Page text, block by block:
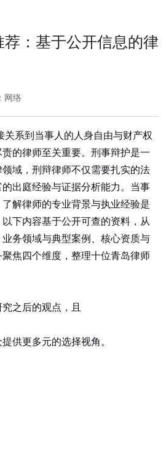
：基于公开信息的律
网络
系到当事人的人身自由与财产权
的律师至关重要。刑事辩护是一
域，刑辩律师不仅需要扎实的法
出庭经验与证据分析能力。当事
解律师的专业背景与执业经验是
下内容基于公开可查的资料，从
务领域与典型案例、核心资质与
焦四个维度，整理十位青岛律师
之后的观点，且
供更多元的选择视角。